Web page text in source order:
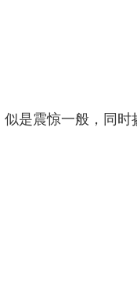
是震惊一般，同时